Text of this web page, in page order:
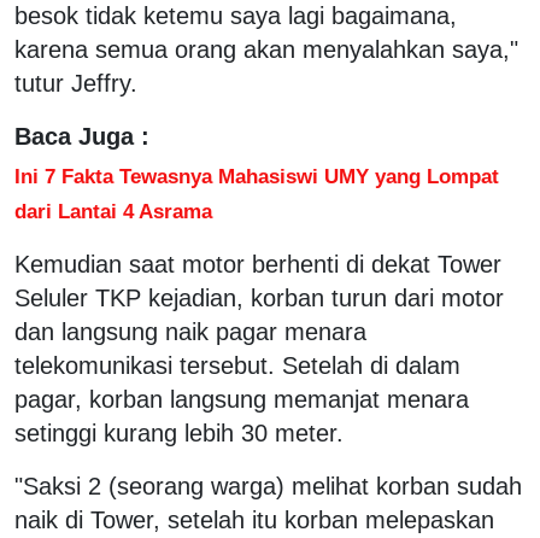
besok tidak ketemu saya lagi bagaimana,
karena semua orang akan menyalahkan saya,"
tutur Jeffry.
Baca Juga :
Ini 7 Fakta Tewasnya Mahasiswi UMY yang Lompat
dari Lantai 4 Asrama
Kemudian saat motor berhenti di dekat Tower
Seluler TKP kejadian, korban turun dari motor
dan langsung naik pagar menara
telekomunikasi tersebut. Setelah di dalam
pagar, korban langsung memanjat menara
setinggi kurang lebih 30 meter.
"Saksi 2 (seorang warga) melihat korban sudah
naik di Tower, setelah itu korban melepaskan